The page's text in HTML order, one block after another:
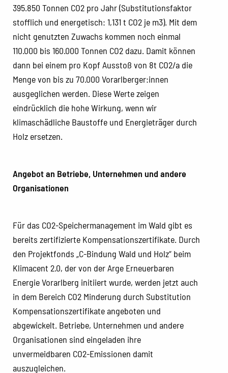
395.850 Tonnen CO2 pro Jahr (Substitutionsfaktor
stofflich und energetisch: 1,131 t CO2 je m3). Mit dem
nicht genutzten Zuwachs kommen noch einmal
110.000 bis 160.000 Tonnen CO2 dazu. Damit können
dann bei einem pro Kopf Ausstoß von 8t CO2/a die
Menge von bis zu 70.000 Vorarlberger:innen
ausgeglichen werden. Diese Werte zeigen
eindrücklich die hohe Wirkung, wenn wir
klimaschädliche Baustoffe und Energieträger durch
Holz ersetzen.
Angebot an Betriebe, Unternehmen und andere
Organisationen
Für das CO2-Speichermanagement im Wald gibt es
bereits zertifizierte Kompensationszertifikate. Durch
den Projektfonds „C-Bindung Wald und Holz“ beim
Klimacent 2.0, der von der Arge Erneuerbaren
Energie Vorarlberg initiiert wurde, werden jetzt auch
in dem Bereich CO2 Minderung durch Substitution
Kompensationszertifikate angeboten und
abgewickelt. Betriebe, Unternehmen und andere
Organisationen sind eingeladen ihre
unvermeidbaren CO2-Emissionen damit
auszugleichen.